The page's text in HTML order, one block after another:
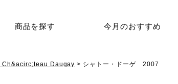
商品を探す 今月のおすすめ
Ch&acirc;teau Daugay シャトー・ドーゲ 2007